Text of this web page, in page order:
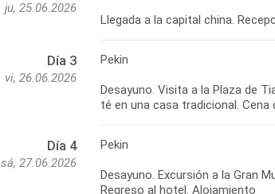
ju, 25.06.2026
Día 3
vi, 26.06.2026
Pekin
Desayuno. Visita a la Plaza de
Día 4
sá, 27.06.2026
Pekin
Desayuno. Excursión a la Gran